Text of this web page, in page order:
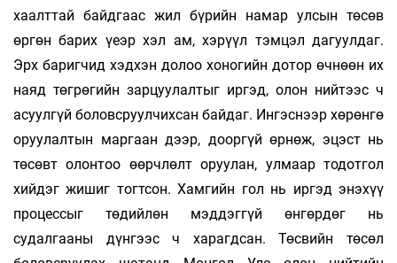
хаалттай байдгаас жил бүрийн намар улсын төсөв
өргөн барих үеэр хэл ам, хэрүүл тэмцэл дагуулдаг.
Эрх баригчид хэдхэн долоо хоногийн дотор өчнөөн их
наяд төгрөгийн зарцуулалтыг иргэд, олон нийтээс ч
асуулгүй боловсруулчихсан байдаг. Ингэснээр хөрөнгө
оруулалтын маргаан дээр, дооргүй өрнөж, эцэст нь
төсөвт олонтоо өөрчлөлт оруулан, улмаар тодотгол
хийдэг жишиг тогтсон. Хамгийн гол нь иргэд энэхүү
процессыг төдийлөн мэддэггүй өнгөрдөг нь
судалгааны дүнгээс ч харагдсан. Төсвийн төсөл